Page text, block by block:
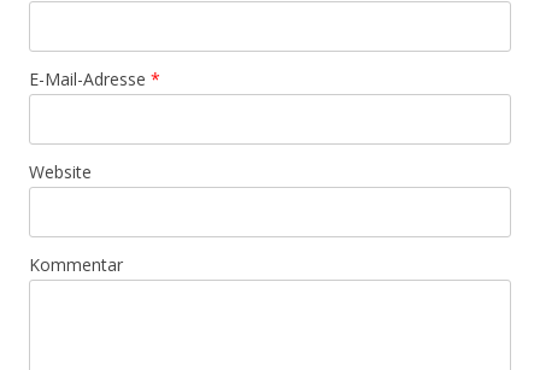
E-Mail-Adresse *
Website
Kommentar